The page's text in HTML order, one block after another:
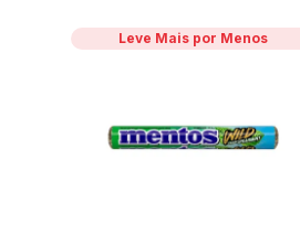
Leve Mais por Menos